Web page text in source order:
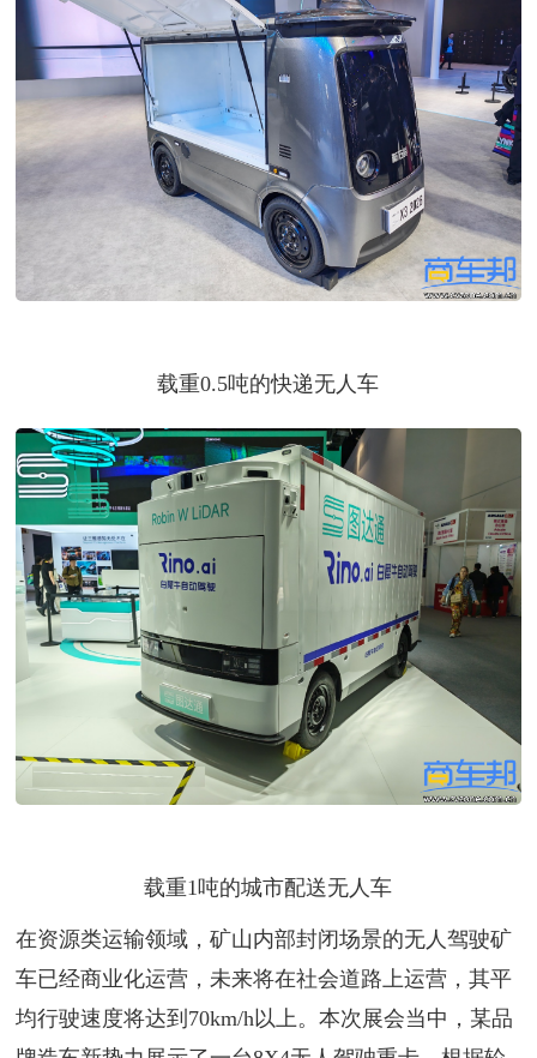
载重0.5吨的快递无人车
载重1吨的城市配送无人车
在资源类运输领域，矿山内部封闭场景的无人驾驶矿
车已经商业化运营，未来将在社会道路上运营，其平
均行驶速度将达到70km/h以上。本次展会当中，某品